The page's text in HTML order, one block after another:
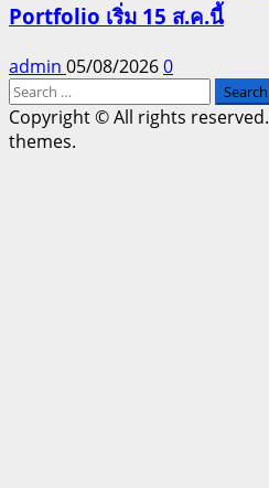
Portfolio เริ่ม 15 ส.ค.นี้
admin 05/08/20260
Search
for:
Copyright © All rights reserved.
themes.